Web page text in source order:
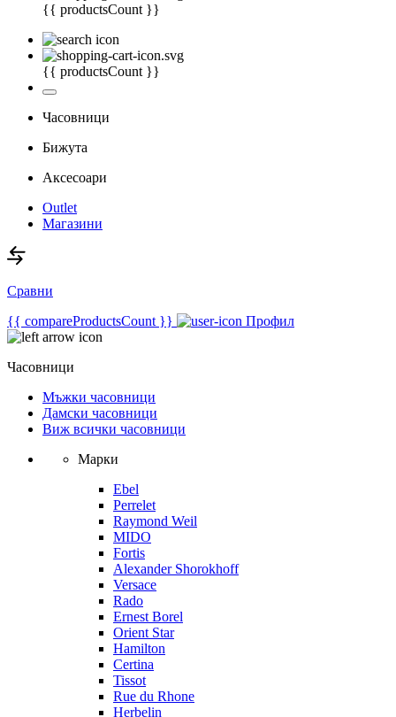
{{ productsCount }}
{{ productsCount }}
Часовници
Бижута
Аксесоари
Outlet
Магазини
Сравни
{{ compareProductsCount }}
Профил
Часовници
Мъжки часовници
Дамски часовници
Виж всички часовници
Марки
Ebel
Perrelet
Raymond Weil
MIDO
Fortis
Alexander Shorokhoff
Versace
Rado
Ernest Borel
Orient Star
Hamilton
Certina
Tissot
Rue du Rhone
Herbelin